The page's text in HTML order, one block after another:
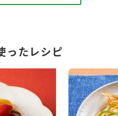
ったレシピ